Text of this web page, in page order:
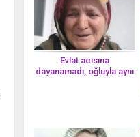
Evlat acısına
dayanamadı, oğluyla aynı